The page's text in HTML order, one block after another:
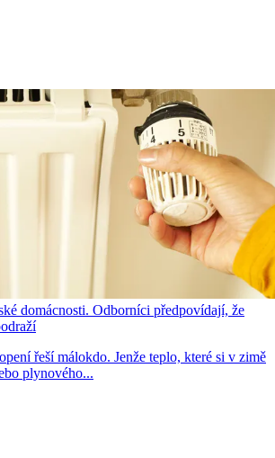
domácnosti. Odborníci předpovídají, že
řeší málokdo. Jenže teplo, které si v zimě
plynového...